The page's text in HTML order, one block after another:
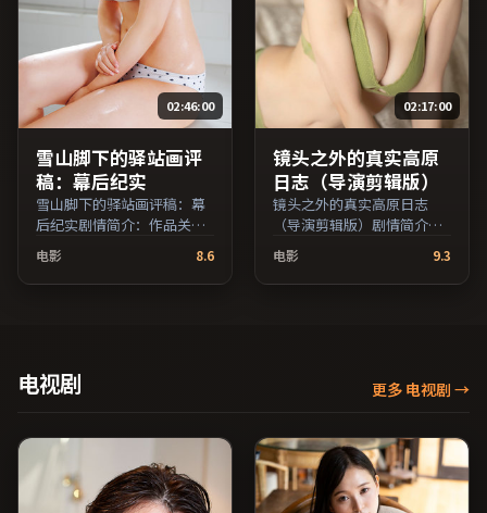
02:46:00
雪山脚下的驿站画评
稿：幕后纪实
雪山脚下的驿站画评稿：幕
后纪实剧情简介：作品关注
边缘群体的日常抉择，影像
质感兼顾院线观感与流媒体
清晰度；由顾长卫执导，沈
于泰国地区院线首映，网络
平台同步更新片源。在网络
引，支持片名与演员交叉检
索。）
电影 8.6
02:17:00
镜头之外的真实高原
日志（导演剪辑版）
镜头之外的真实高原日志
（导演剪辑版）剧情简介：
叙事线索在城市与乡野之间
往返，亲情线与友情线并行
推进；由韦家辉执导，马修
线首映，网络平台同步更新
一看。（国产影视资源大全
免费条目索引，支持片名与
演员交叉检索。）
电影 9.3
电视剧 更多 电视剧 →